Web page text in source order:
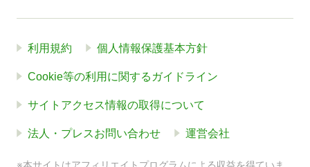
利用規約 個人情報保護基本方針
Cookie等の利用に関するガイドライン
サイトアクセス情報の取得について
法人・プレスお問い合わせ 運営会社
※本サイトはアフィリエイトプログラムによる収益を得ていま